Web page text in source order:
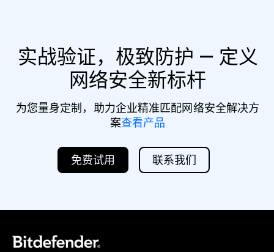
实战验证，极致防护 — 定义
网络安全新标杆
为您量身定制，助力企业精准匹配网络安全解决方
案查看产品
免费试用 联系我们